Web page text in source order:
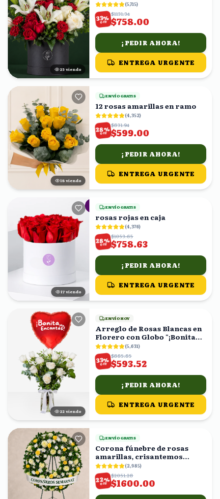
25 viendo
(5,715)
33%
OFF
$1131.34
$758.00
¡PEDIR AHORA!
ENTREGA URGENTE
18 viendo
ENVÍO GRATIS
12 rosas amarillas en ramo
(4,352)
28%
OFF
$831.94
$599.00
¡PEDIR AHORA!
ENTREGA URGENTE
18 viendo
ENVÍO GRATIS
rosas rojas en caja
(4,376)
28%
OFF
$1053.65
$758.63
¡PEDIR AHORA!
ENTREGA URGENTE
21 viendo
ENVÍO HOY
Arreglo de Rosas Blancas en
Florero con Globo "¡Bonita
Me Encantas!"
(5,631)
33%
OFF
$885.85
$593.52
¡PEDIR AHORA!
ENTREGA URGENTE
ENVÍO GRATIS
Corona fúnebre de rosas
amarillas, crisantemos
blancos y follaje
(2,985)
22%
OFF
$2051.28
$1600.00